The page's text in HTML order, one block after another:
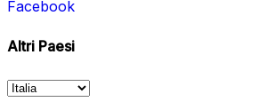
Facebook
Altri Paesi